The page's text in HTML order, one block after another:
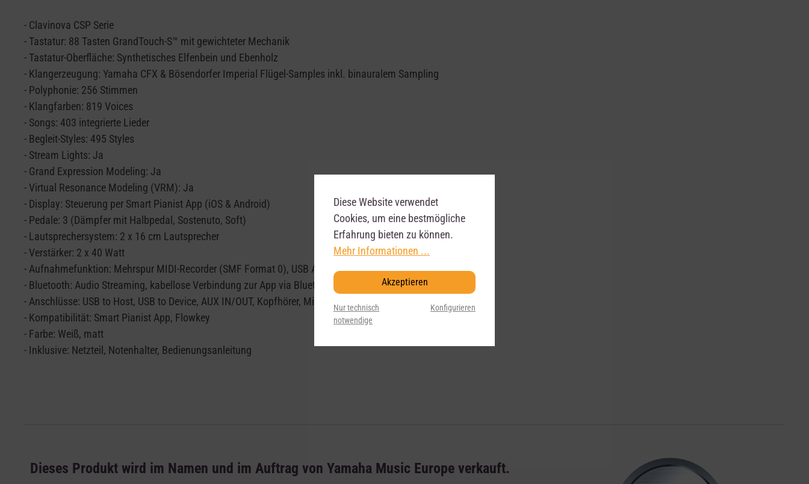
- Clavinova CSP Serie
- Tastatur: 88 Tasten GrandTouch-S™ mit gewichteter Mechanik
- Tastatur-Oberfläche: Synthetisches Elfenbein und Ebenholz
- Klangerzeugung: Yamaha CFX & Bösendorfer Imperial Flügel-Samples inkl. binauralem Sampling
- Polyphonie: 256 Stimmen
- Klangfarben: 819 Voices
- Songs: 403 integrierte Lieder
- Begleit-Styles: 495 Styles
- Stream Lights: Ja
- Grand Expression Modeling: Ja
- Virtual Resonance Modeling (VRM): Ja
- Display: Steuerung per Smart Pianist App (iOS & Android)
- Pedale: 3 (Dämpfer mit Halbpedal, Sostenuto, Soft)
- Lautsprechersystem: 2 x 16 cm Lautsprecher
- Verstärker: 2 x 40 Watt
- Aufnahmefunktion: Mehrspur MIDI-Recorder (SMF Format 0), USB Audio Recording (WAV, AAC)
- Bluetooth: Audio Streaming, kabellose Verbindung zur App via Bluetooth MIDI
- Anschlüsse: USB to Host, USB to Device, AUX IN/OUT, Kopfhörer, Mikrofonanschluss
- Kompatibilität: Smart Pianist App, Flowkey
- Farbe: Weiß, matt
- Inklusive: Netzteil, Notenhalter, Bedienungsanleitung
Dieses Produkt wird im Namen und im Auftrag von Yamaha Music Europe verkauft.
Diese Website verwendet
Cookies, um eine bestmögliche
Erfahrung bieten zu können.
Mehr Informationen ...
Akzeptieren
Nur technisch
notwendige
Konfigurieren